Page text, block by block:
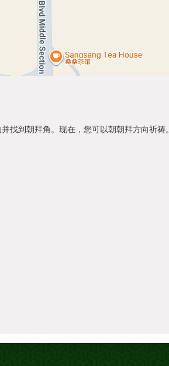
找到朝拜角。现在，您可以朝朝拜方向祈祷。